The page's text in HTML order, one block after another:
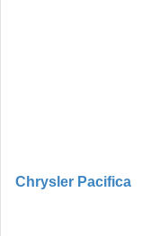
Chrysler Pacifica